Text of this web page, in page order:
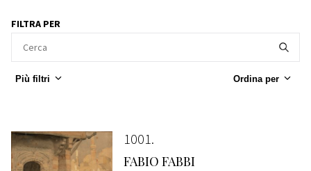
FILTRA PER
Più filtri Ordina per
1001
FABIO FABBI